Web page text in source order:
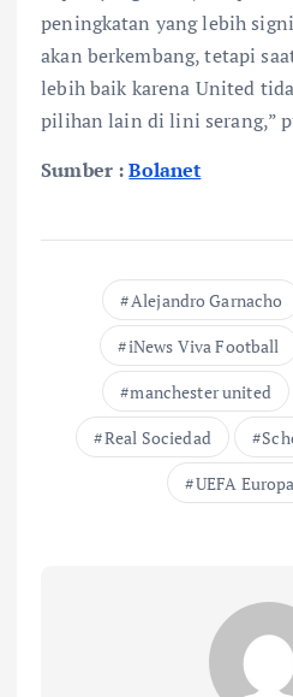
peningkatan yang lebih
akan berkembang, tetapi
lebih baik karena United
pilihan lain di lini serang,”
Sumber :Bolanet
Alejandro Garnacho
iNews Viva Football
manchester united
Real Sociedad
UEFA